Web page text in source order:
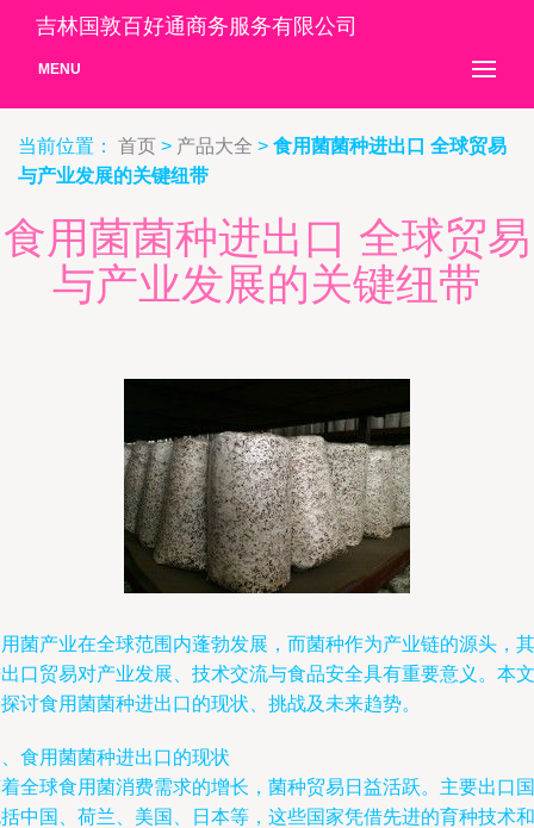
吉林国敦百好通商务服务有限公司
MENU
当前位置： 首页 > 产品大全 > 食用菌菌种进出口 全球贸易
与产业发展的关键纽带
食用菌菌种进出口 全球贸易
与产业发展的关键纽带
菌产业在全球范围内蓬勃发展，而菌种作为产业链的源头，其
口贸易对产业发展、技术交流与食品安全具有重要意义。本文
讨食用菌菌种进出口的现状、挑战及未来趋势。
食用菌菌种进出口的现状
全球食用菌消费需求的增长，菌种贸易日益活跃。主要出口国
中国、荷兰、美国、日本等，这些国家凭借先进的育种技术和